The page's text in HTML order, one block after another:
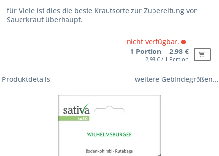
für Viele ist dies die beste Krautsorte zur Zubereitung von
Sauerkraut überhaupt.
nicht verfügbar.
1 Portion 2,98 €
2,98 € / 1 Portion
Produktdetails weitere Gebindegrößen...